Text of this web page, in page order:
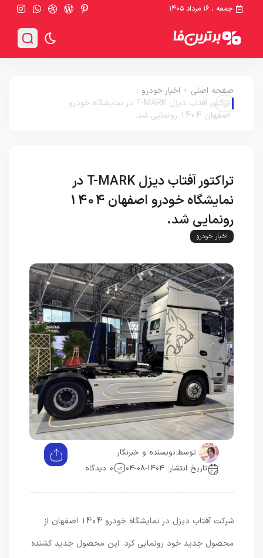
جمعه ، ۱۶ مرداد ۱۴۰۵
صفحه اصلی > اخبار خودرو :
تراکتور آفتاب دیزل T-MARK در نمایشگاه خودرو
اصفهان 1404 رونمایی شد.
تراکتور آفتاب دیزل T-MARK در
نمایشگاه خودرو اصفهان 1404
رونمایی شد.
اخبار خودرو
توسط: نویسنده و خبرنگار
تاریخ انتشار: ۱۴۰۴-۰۸-۰۴
0 دیدگاه
شرکت آفتاب دیزل در نمایشگاه خودرو 1404 اصفهان از
محصول جدید خود رونمایی کرد. این محصول جدید کشنده